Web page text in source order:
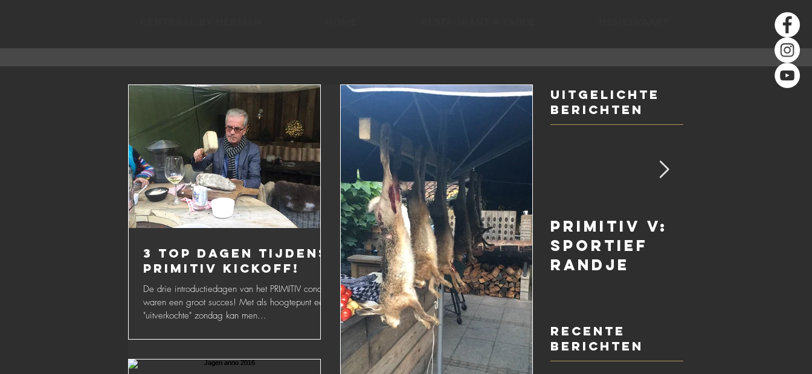
3 top dagen tijdens
PRIMITIV kickoff!
De drie introductiedagen van het PRIMITIV concept
waren een groot succes! Met als hoogtepunt een
"uitverkochte" zondag kan men...
Uitgelichte
berichten
PRIMITIV V:
sportief
randje
Recente
berichten